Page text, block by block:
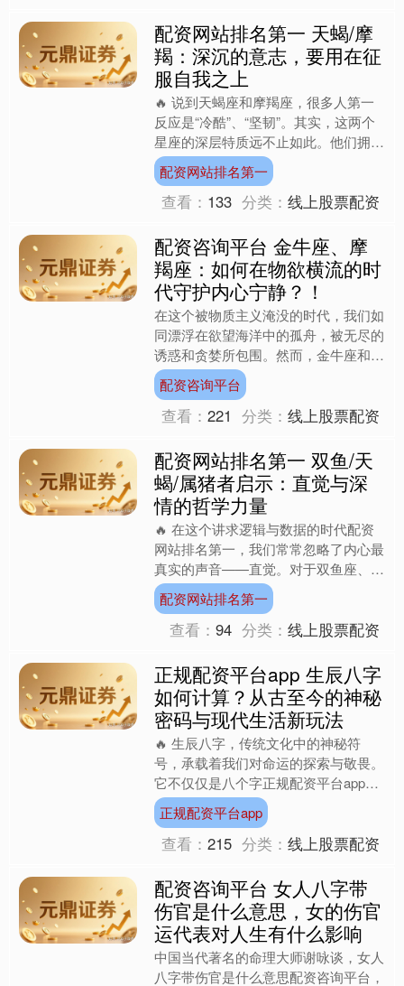
配资网站排名第一 天蝎/摩
羯：深沉的意志，要用在征
服自我之上
🔥 说到天蝎座和摩羯座，很多人第一
反应是“冷酷”、“坚韧”。其实，这两个
星座的深层特质远不止如此。他们拥有
强大的意志力，但真正能让他们成为强
者的关键，在于如何用....
配资网站排名第一
查看： 133 分类：线上股票配资
配资咨询平台 金牛座、摩
羯座：如何在物欲横流的时
代守护内心宁静？！
在这个被物质主义淹没的时代，我们如
同漂浮在欲望海洋中的孤舟，被无尽的
诱惑和贪婪所包围。然而，金牛座和摩
羯座的朋友们，你们天生就拥有一种特
殊的品质——一种能够在物....
配资咨询平台
查看：221 分类：线上股票配资
配资网站排名第一 双鱼/天
蝎/属猪者启示：直觉与深
情的哲学力量
🔥 在这个讲求逻辑与数据的时代配资
网站排名第一，我们常常忽略了内心最
真实的声音——直觉。对于双鱼座、天
蝎座和属猪的人来说，这种直觉不仅是
一种天赋，更是一种超越痛....
配资网站排名第一
查看：94 分类：线上股票配资
正规配资平台app 生辰八字
如何计算？从古至今的神秘
密码与现代生活新玩法
🔥 生辰八字，传统文化中的神秘符
号，承载着我们对命运的探索与敬畏。
它不仅仅是八个字正规配资平台app，
更是我们人生轨迹的密码。 ✨ 在中国
传统文化中，生辰八字是....
正规配资平台app
查看：215 分类：线上股票配资
配资咨询平台 女人八字带
伤官是什么意思，女的伤官
运代表对人生有什么影响
中国当代著名的命理大师谢咏谈，女人
八字带伤官是什么意思配资咨询平台，